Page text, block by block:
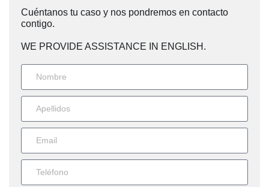
Cuéntanos tu caso y nos pondremos en contacto
contigo.
WE PROVIDE ASSISTANCE IN ENGLISH.